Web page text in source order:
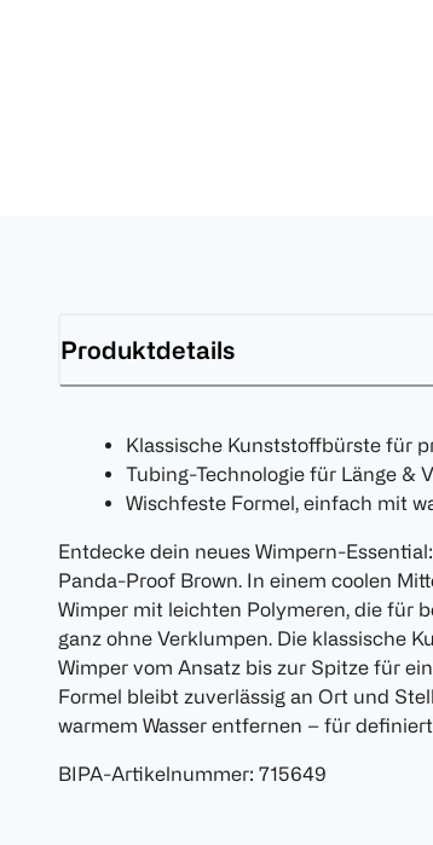
Produktdetails
Klassische Kunststoffbürste für
Tubing-Technologie für Länge &
Wischfeste Formel, einfach mit
Entdecke dein neues Wimpern-
Panda-Proof Brown. In einem coolen
Wimper mit leichten Polymeren, die für
ganz ohne Verklumpen. Die klassische
Wimper vom Ansatz bis zur Spitze für
Formel bleibt zuverlässig an Ort und
warmem Wasser entfernen – für
BIPA-Artikelnummer: 715649